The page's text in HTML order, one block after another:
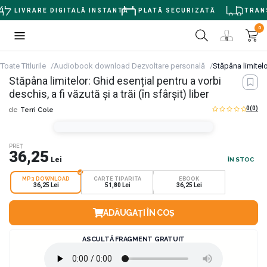
LIVRARE DIGITALĂ INSTANTĂ PLATĂ SECURIZATĂ
0
Toate Titlurile Audiobook download Dezvoltare personală Stăpâna
Stăpâna limitelor: Ghid esențial pentru a vorbi
deschis, a fi văzută și a trăi (în sfârșit) liber
de Terri Cole 0(0)
PREȚ
36,25 Lei ÎN STOC
MP3 DOWNLOAD
36,25 Lei
CARTE TIPARITA
51,80 Lei
EBOOK
36,25 Lei
ADĂUGAȚI ÎN COȘ
ASCULTĂ FRAGMENT GRATUIT